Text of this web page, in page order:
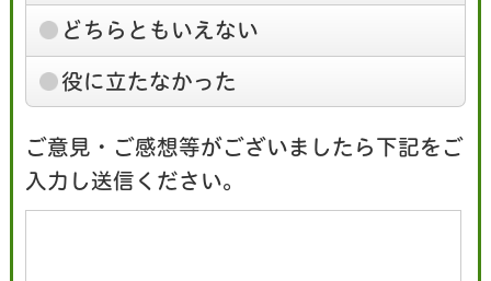
どちらともいえない
役に立たなかった
ご意見・ご感想等がございましたら下記をご
入力し送信ください。